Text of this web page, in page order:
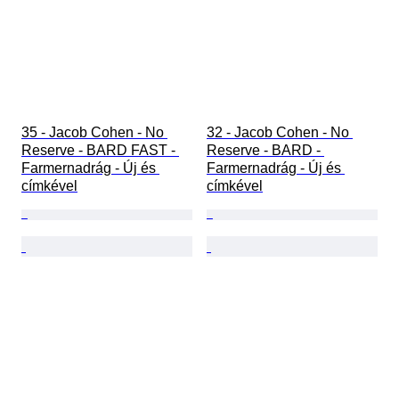
35 - Jacob Cohen - No
Reserve - BARD FAST -
Farmernadrág - Új és
címkével
32 - Jacob Cohen - No
Reserve - BARD -
Farmernadrág - Új és
címkével